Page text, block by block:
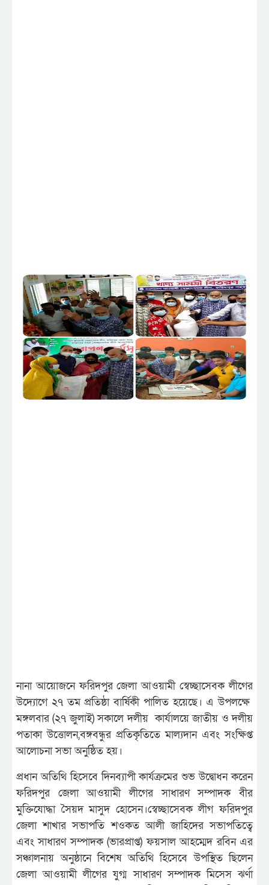
নানা আয়োজনে ফরিদপুর জেলা আওয়ামী স্বেচ্ছাসেবক লীগের
উদ্যোগে ২৭ তম প্রতিষ্ঠা বার্ষিকী পালিত হয়েছে। এ উপলক্ষে
মঙ্গলবার (২৭ জুলাই) সকালে দলীয় কার্যালয়ে জাতীয় ও দলীয়
পতাকা উত্তোলন,বঙ্গবন্ধুর প্রতিকৃতিতে মাল্যদান এবং সংক্ষিপ্ত
আলোচনা সভা অনুষ্ঠিত হয়।
প্রধান অতিথি হিসেবে দিনব্যাপী কার্যক্রমের শুভ উদ্বোধন করেন
ফরিদপুর জেলা আওয়ামী লীগের সাধারণ সম্পাদক বীর
মুক্তিযোদ্ধা সৈয়দ মাসুদ হোসেন।স্বেচ্ছাসেবক লীগ ফরিদপুর
জেলা শাখার সভাপতি শওকত আলী জাহিদের সভাপতিত্বে
এবং সাধারণ সম্পাদক (ভারপ্রাপ্ত) ফয়সাল আহম্মেদ রবিন এর
সঞ্চালনায় অনুষ্ঠানে বিশেষ অতিথি হিসেবে উপস্থিত ছিলেন
জেলা আওয়ামী লীগের যুগ্ম সাধারণ সম্পাদক মিসেস ঝর্ণা